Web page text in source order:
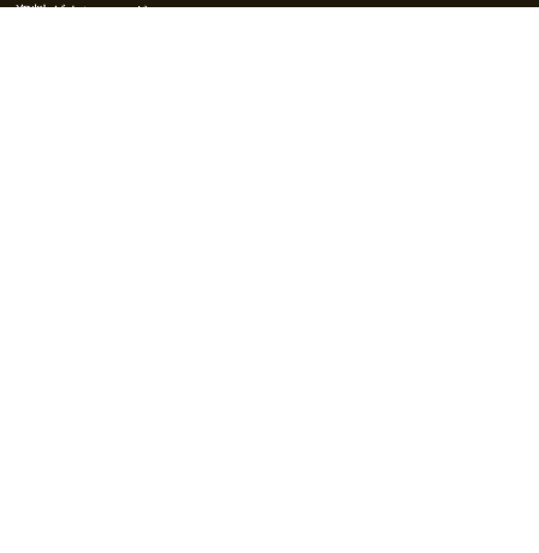
資料ダウンロード